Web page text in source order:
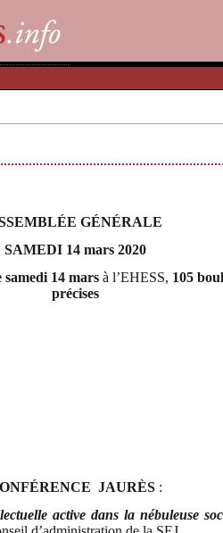
GÉNÉRALE
SAMEDI 14 mars 2020
samedi 14 marsà l’EHESS, 105
précises
JAURÈS :
active dans la nébuleuse